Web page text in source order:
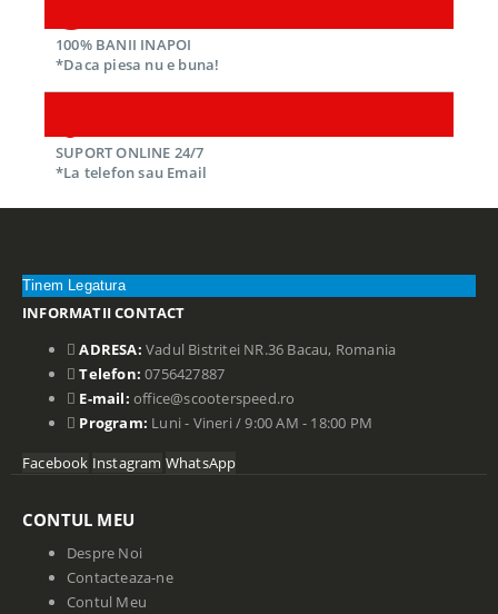
100% BANII INAPOI
*Daca piesa nu e buna!
SUPORT ONLINE 24/7
*La telefon sau Email
Tinem Legatura
INFORMATII CONTACT
ADRESA: Vadul Bistritei NR.36 Bacau, Romania
Telefon: 0756427887
E-mail: office@scooterspeed.ro
Program: Luni - Vineri / 9:00 AM - 18:00 PM
Facebook Instagram WhatsApp
CONTUL MEU
Despre Noi
Contacteaza-ne
Contul Meu